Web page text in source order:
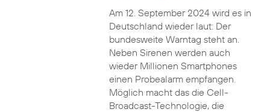
Am 12. September 2024 wird es in
Deutschland wieder laut: Der
bundesweite Warntag steht an.
Neben Sirenen werden auch
wieder Millionen Smartphones
einen Probealarm empfangen.
Möglich macht das die Cell-
Broadcast-Technologie, die